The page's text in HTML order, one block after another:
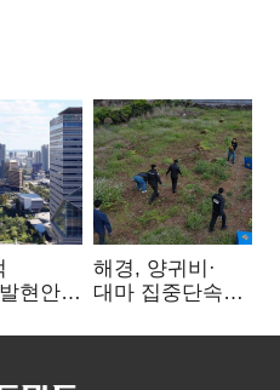
현안
청장
해경, 양귀비·
대마 집중단속…
249명 검거